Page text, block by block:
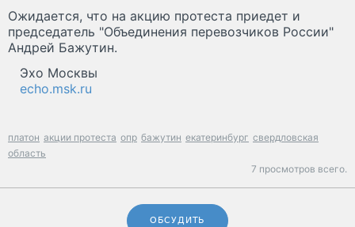
Ожидается, что на акцию протеста приедет и
председатель "Объединения перевозчиков России"
Андрей Бажутин.
Эхо Москвы
echo.msk.ru
платон акции протеста опр бажутин екатеринбург свердловская
область
7 просмотров всего.
ОБСУДИТЬ